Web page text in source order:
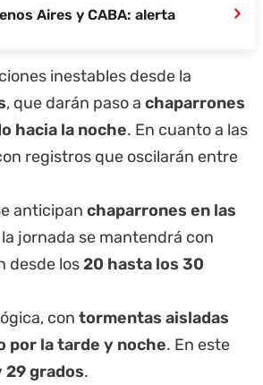
Aires y CABA: alerta
›
inestables desde la
, que darán paso a chaparrones
hacia la noche. En cuanto a las
registros que oscilarán entre
anticipan chaparrones en las
jornada se mantendrá con
desde los20 hasta los 30
con tormentas aisladas
por la tarde y noche. En este
29 grados.